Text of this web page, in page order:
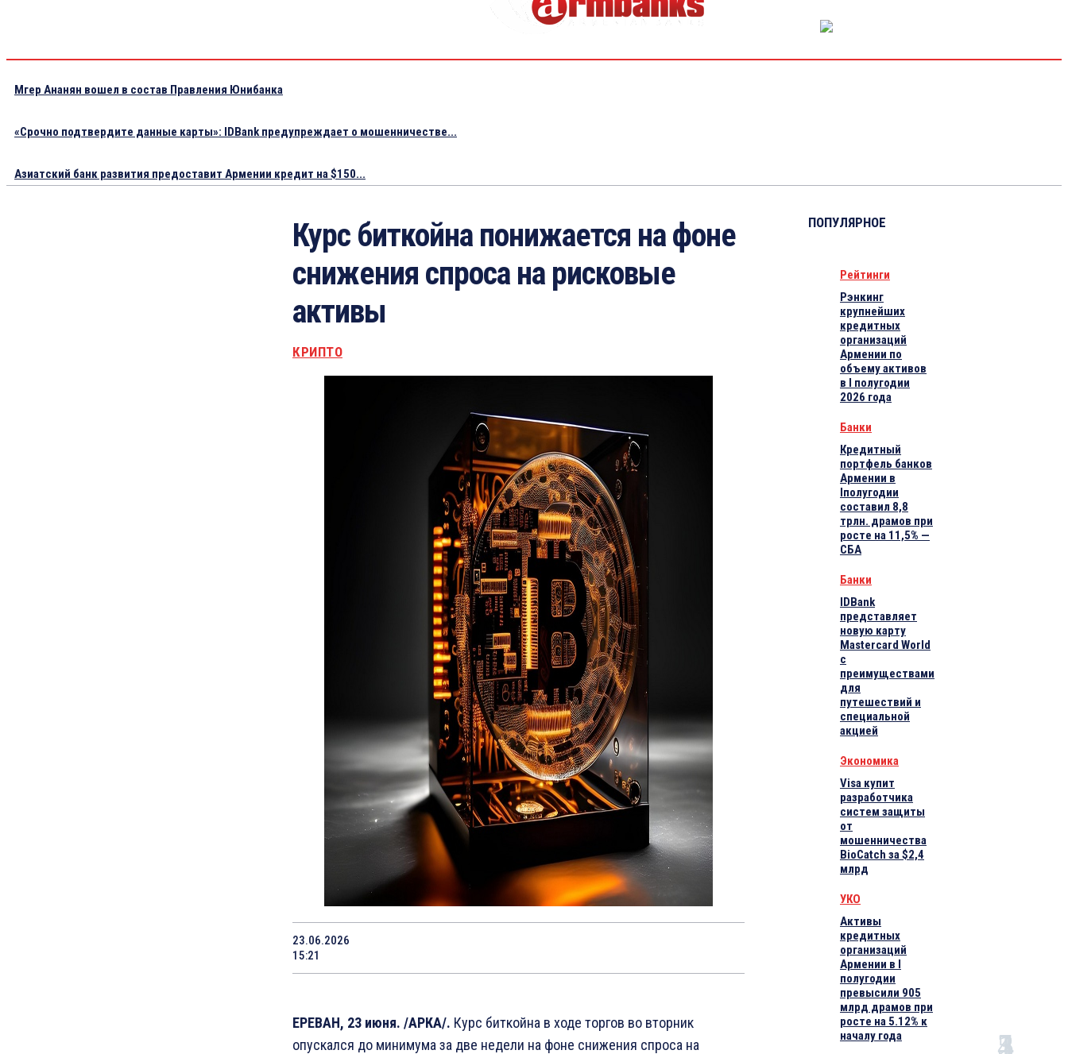
Мгер Ананян вошел в состав Правления Юнибанка
«Срочно подтвердите данные карты»: IDBank предупреждает о мошенничестве...
Азиатский банк развития предоставит Армении кредит на $150...
Курс биткойна понижается на фоне
снижения спроса на рисковые
активы
КРИПТО
23.06.2026
15:21
ЕРЕВАН, 23 июня. /АРКА/. Курс биткойна в ходе торгов во вторник
опускался до минимума за две недели на фоне снижения спроса на
ПОПУЛЯРНОЕ
Рейтинги
Рэнкинг
крупнейших
кредитных
организаций
Армении по
объему активов
в I полугодии
2026 года
Банки
Кредитный
портфель банков
Армении в
Iполугодии
составил 8,8
трлн. драмов при
росте на 11,5% —
СБА
Банки
IDBank
представляет
новую карту
Mastercard World
с
преимуществами
для
путешествий и
специальной
акцией
Экономика
Visa купит
разработчика
систем защиты
от
мошенничества
BioCatch за $2,4
млрд
УКО
Активы
кредитных
организаций
Армении в I
полугодии
превысили 905
млрд драмов при
росте на 5.12% к
началу года